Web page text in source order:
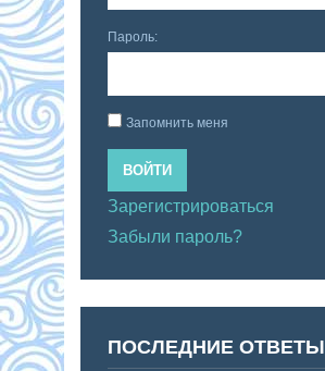
Пароль:
Запомнить меня
ВОЙТИ
Зарегистрироваться
Забыли пароль?
ПОСЛЕДНИЕ ОТВЕТЫ